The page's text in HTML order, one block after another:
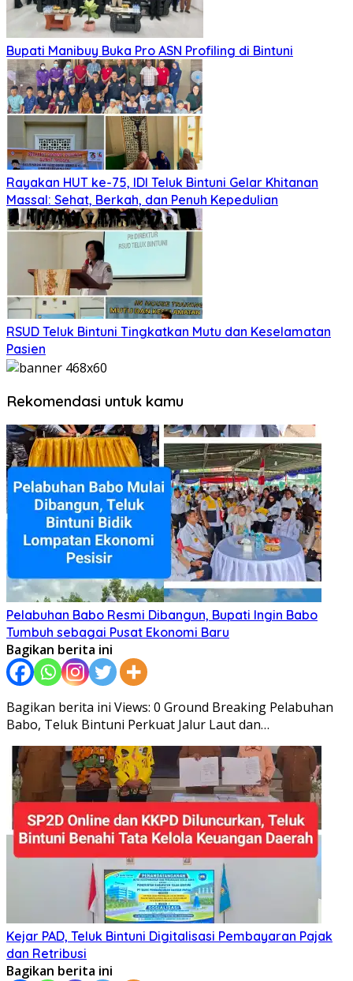
Bupati Manibuy Buka Pro ASN Profiling di Bintuni
Rayakan HUT ke-75, IDI Teluk Bintuni Gelar Khitanan
Massal: Sehat, Berkah, dan Penuh Kepedulian
RSUD Teluk Bintuni Tingkatkan Mutu dan Keselamatan
Pasien
Rekomendasi untuk kamu
Pelabuhan Babo Resmi Dibangun, Bupati Ingin Babo
Tumbuh sebagai Pusat Ekonomi Baru
Bagikan berita ini
Bagikan berita ini Views: 0 Ground Breaking Pelabuhan
Babo, Teluk Bintuni Perkuat Jalur Laut dan…
Kejar PAD, Teluk Bintuni Digitalisasi Pembayaran Pajak
dan Retribusi
Bagikan berita ini